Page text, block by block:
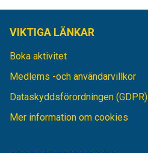
VIKTIGA LÄNKAR
Boka aktivitet
Medlems -och användarvillkor
Dataskyddsförordningen (GDPR)
Mer information om cookies